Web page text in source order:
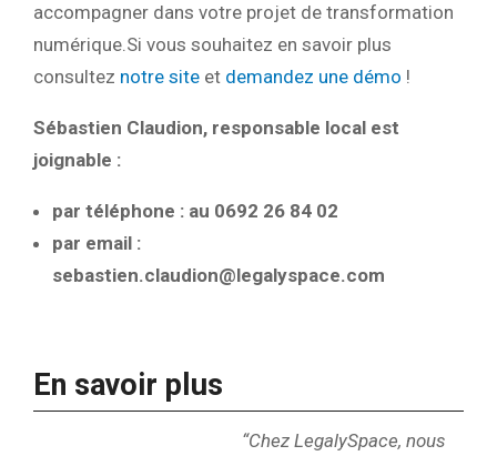
accompagner dans votre projet de transformation
numérique.Si vous souhaitez en savoir plus
consultez notre site et demandez une démo !
Sébastien Claudion, responsable local est
joignable :
par téléphone : au 0692 26 84 02
par email :
sebastien.claudion@legalyspace.com
En savoir plus
“Chez LegalySpace, nous